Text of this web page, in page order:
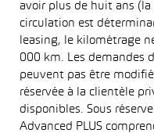
avoir plus de huit ans
circulation est
leasing, le kilométrage
000 km. Les demandes
peuvent pas être
réservée à la clientèle
disponibles. Sous
Advanced PLUS